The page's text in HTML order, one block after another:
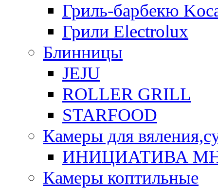
Гриль-барбекю
Грили Electrolux
Блинницы
JEJU
ROLLER GRILL
STARFOOD
Камеры для
ИНИЦИАТИВА
Камеры коптильные